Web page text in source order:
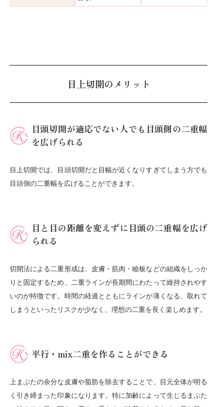
目上切開のメリット
目頭切開が適応でない人でも目頭側の二重幅
を広げられる
目上切開では、目頭切開だと目幅が近くなりすぎてしまう方でも
目頭側の二重幅を広げることができます。
目と目の距離を変えずに目頭の二重幅を広げ
られる
切開法による二重形成は、皮膚・筋肉・瞼板などの組織をしっか
りと固定するため、二重ラインが長期間にわたって維持されやす
いのが特徴です。時間の経過とともにラインが薄くなる、取れて
しまうといったリスクが少なく、理想の二重を長く楽しめます。
平行・mix二重を作ることができる
上まぶたの余分な皮膚や脂肪を除去することで、目元全体が明る
く引き締まった印象になります。特に加齢によって生じるまぶた